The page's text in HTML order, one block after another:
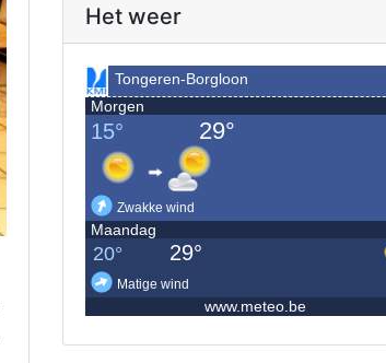
Het weer